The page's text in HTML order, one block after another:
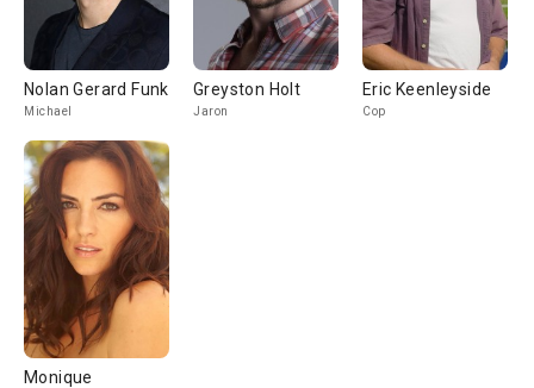
Nolan Gerard Funk
Michael
Greyston Holt
Jaron
Eric Keenleyside
Cop
Monique